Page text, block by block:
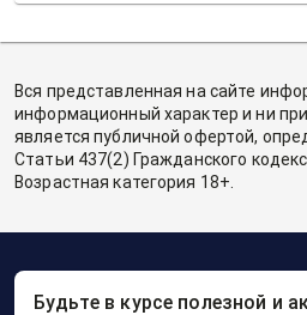
Вся представленная на сайте
информационный характер и ни при
является публичной офертой,
Статьи 437(2) Гражданского
Возрастная категория 18+.
Будьте в курсе полезной и